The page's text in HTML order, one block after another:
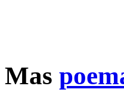
Mas